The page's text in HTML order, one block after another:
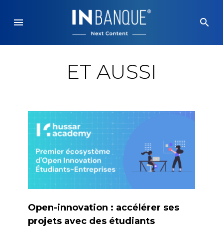
content
menu search
ET AUSSI
Open-innovation : accélérer ses
projets avec des étudiants